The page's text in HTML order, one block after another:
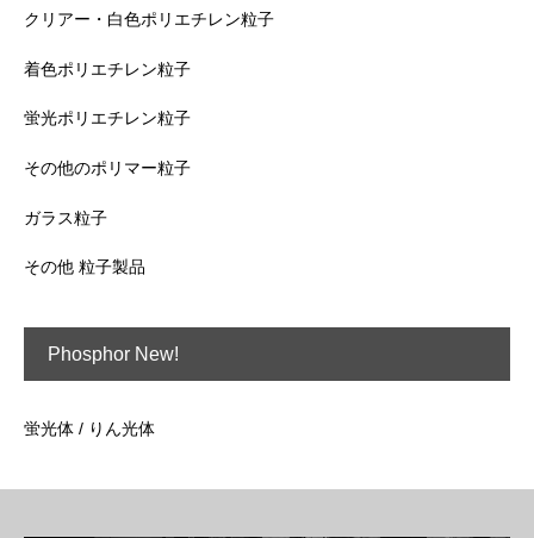
クリアー・白色ポリエチレン粒子
着色ポリエチレン粒子
蛍光ポリエチレン粒子
その他のポリマー粒子
ガラス粒子
その他 粒子製品
Phosphor New!
蛍光体 / りん光体